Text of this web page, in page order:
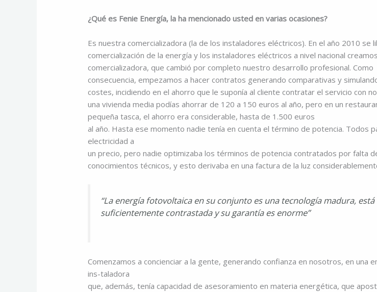
¿Qué es Fenie Energía, la ha mencionado usted en varias ocasiones?
Es nuestra comercializadora (la de los instaladores eléctricos). En el año 2010 se
comercialización de la energía y los instaladores eléctricos a nivel nacional
comercializadora, que cambió por completo nuestro desarrollo profesional. Como
consecuencia, empezamos a hacer contratos generando comparativas y
costes, incidiendo en el ahorro que le suponía al cliente contratar el servicio con
una vivienda media podías ahorrar de 120 a 150 euros al año, pero en un
pequeña tasca, el ahorro era considerable, hasta de 1.500 euros
al año. Hasta ese momento nadie tenía en cuenta el término de potencia. Todos
electricidad a
un precio, pero nadie optimizaba los términos de potencia contratados por falta
conocimientos técnicos, y esto derivaba en una factura de la luz
“La energía fotovoltaica en su conjunto es una tecnología madura, está
suficientemente contrastada y su garantía es enorme”
Comenzamos a concienciar a la gente, generando confianza en nosotros, en una
ins-taladora
que, además, tenía capacidad de asesoramiento en materia energética, que